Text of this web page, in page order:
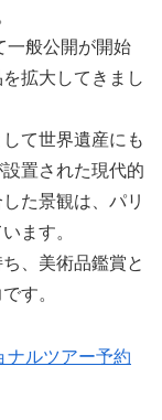
一般公開が開始
拡大してきまし
て世界遺産にも
置された現代的
た景観は、パリ
ます。
、美術品鑑賞と
す。
ナルツアー予約